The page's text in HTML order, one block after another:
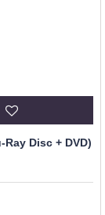
Disc + DVD)